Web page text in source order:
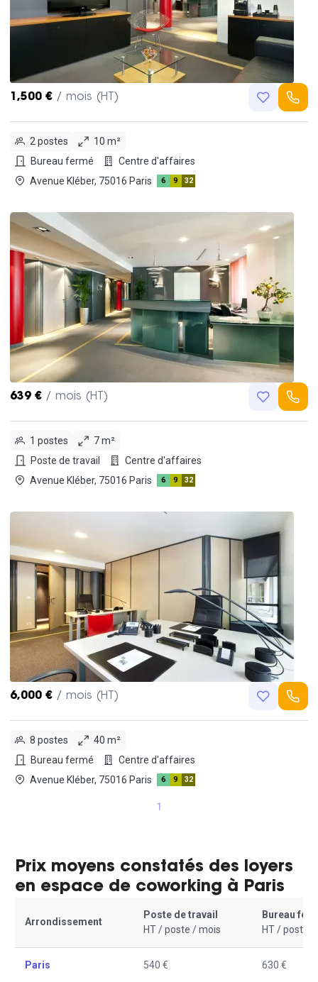
1,500 € / mois (HT)
2 postes
10 m²
Bureau fermé
Centre d'affaires
Avenue Kléber, 75016 Paris
6 9 32
639 € / mois (HT)
1 postes
7 m²
Poste de travail
Centre d'affaires
Avenue Kléber, 75016 Paris
6 9 32
6,000 € / mois (HT)
8 postes
40 m²
Bureau fermé
Centre d'affaires
Avenue Kléber, 75016 Paris
6 9 32
1
Prix moyens constatés des loyers
en espace de coworking à Paris
Arrondissement
Poste de travail
HT / poste / mois
Bureau
HT / poste /
Paris 540 € 630 €